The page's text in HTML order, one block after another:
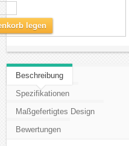
legen
Beschreibung
Spezifikationen
Maßgefertigtes Design
Bewertungen